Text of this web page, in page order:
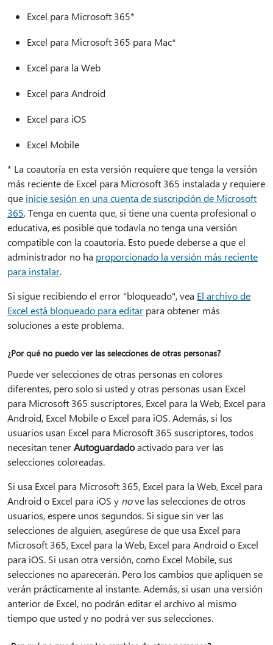
Excel para Microsoft 365*
Excel para Microsoft 365 para Mac*
Excel para la Web
Excel para Android
Excel para iOS
Excel Mobile
* La coautoría en esta versión requiere que tenga la versión
más reciente de Excel para Microsoft 365 instalada y requiere
que inicie sesión en una cuenta de suscripción de Microsoft
365. Tenga en cuenta que, si tiene una cuenta profesional o
educativa, es posible que todavía no tenga una versión
compatible con la coautoría. Esto puede deberse a que el
administrador no ha proporcionado la versión más reciente
para instalar.
Si sigue recibiendo el error "bloqueado", vea El archivo de
Excel está bloqueado para editar para obtener más
soluciones a este problema.
¿Por qué no puedo ver las selecciones de otras personas?
Puede ver selecciones de otras personas en colores
diferentes, pero solo si usted y otras personas usan Excel
para Microsoft 365 suscriptores, Excel para la Web, Excel para
Android, Excel Mobile o Excel para iOS. Además, si los
usuarios usan Excel para Microsoft 365 suscriptores, todos
necesitan tenerAutoguardadoactivado para ver las
selecciones coloreadas.
Si usa Excel para Microsoft 365, Excel para la Web, Excel para
Android o Excel para iOS y nove las selecciones de otros
usuarios, espere unos segundos. Si sigue sin ver las
selecciones de alguien, asegúrese de que usa Excel para
Microsoft 365, Excel para la Web, Excel para Android o Excel
para iOS. Si usan otra versión, como Excel Mobile, sus
selecciones no aparecerán. Pero los cambios que apliquen se
verán prácticamente al instante. Además, si usan una versión
anterior de Excel, no podrán editar el archivo al mismo
tiempo que usted y no podrá ver sus selecciones.